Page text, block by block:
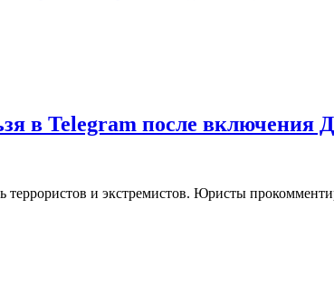
в Telegram после включения
и экстремистов. Юристы